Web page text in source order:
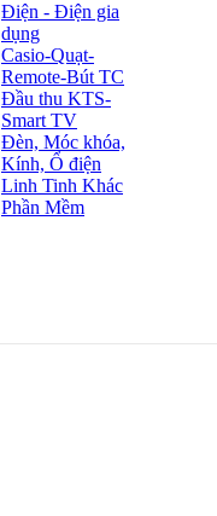
Điện - Điện gia
dụng
Casio-Quạt-
Remote-Bút TC
Đầu thu KTS-
Smart TV
Đèn, Móc khóa,
Kính, Ổ điện
Linh Tinh Khác
Phần Mềm